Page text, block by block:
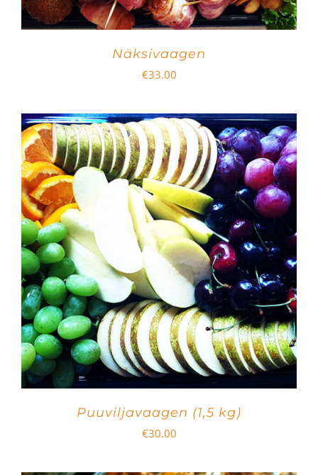
Näksivaagen
€33.00
Puuviljavaagen (1,5 kg)
€30.00